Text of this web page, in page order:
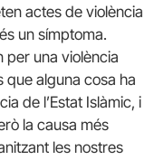
actes de violència
un símptoma.
per una violència
que alguna cosa ha
de l’Estat Islàmic, i
la causa més
les nostres